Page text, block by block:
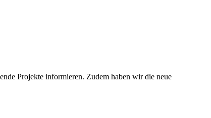
Projekte informieren. Zudem haben wir die neue